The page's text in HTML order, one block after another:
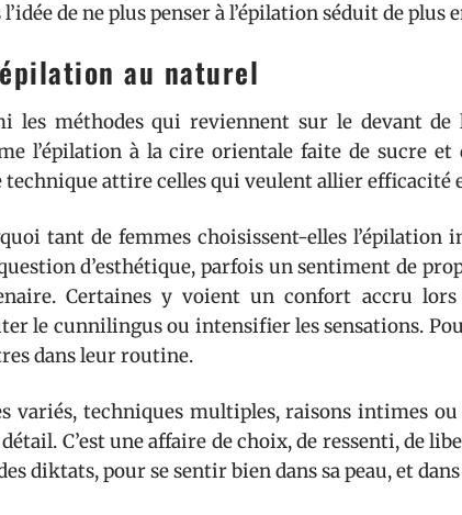
de ne plus penser à l’épilation séduit de plus
au naturel
les méthodes qui reviennent sur le devant de
l’épilation à la cire orientale faite de sucre
technique attire celles qui veulent allier efficacité
tant de femmes choisissent-elles
d’esthétique, parfois un sentiment de
Certaines y voient un confort accru
le cunnilingus ou intensifier les sensations.
dans leur routine.
variés, techniques multiples, raisons intimes
détail. C’est une affaire de choix, de ressenti, de
diktats, pour se sentir bien dans sa peau, et dans